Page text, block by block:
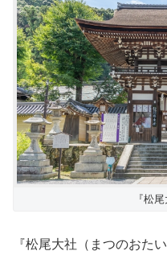
『松
『松尾大社（まつのおた